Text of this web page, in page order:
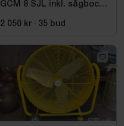
GCM 8 SJL inkl. sågbock
2 050 kr · 35 bud